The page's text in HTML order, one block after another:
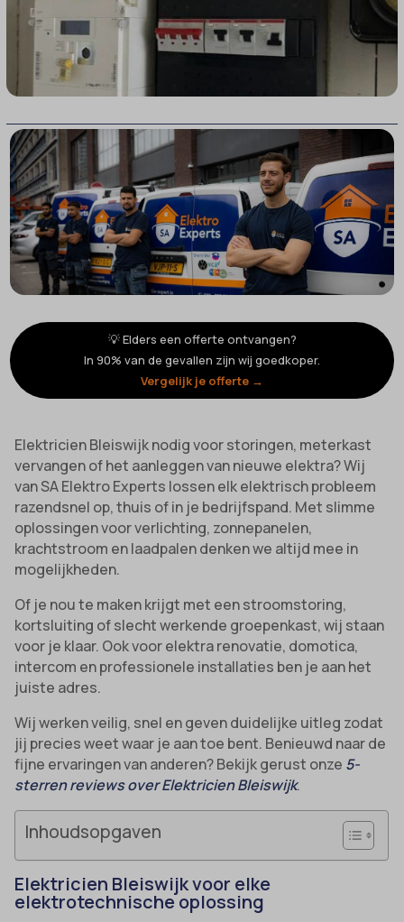
💡 Elders een offerte ontvangen?
In 90% van de gevallen zijn wij goedkoper.
Vergelijk je offerte →
Elektricien Bleiswijk nodig voor storingen, meterkast
vervangen of het aanleggen van nieuwe elektra? Wij
van SA Elektro Experts lossen elk elektrisch probleem
razendsnel op, thuis of in je bedrijfspand. Met slimme
oplossingen voor verlichting, zonnepanelen,
krachtstroom en laadpalen denken we altijd mee in
mogelijkheden.
Of je nou te maken krijgt met een stroomstoring,
kortsluiting of slecht werkende groepenkast, wij staan
voor je klaar. Ook voor elektra renovatie, domotica,
intercom en professionele installaties ben je aan het
juiste adres.
Wij werken veilig, snel en geven duidelijke uitleg zodat
jij precies weet waar je aan toe bent. Benieuwd naar de
fijne ervaringen van anderen? Bekijk gerust onze 5-
sterren reviews over Elektricien Bleiswijk.
Inhoudsopgaven
Elektricien Bleiswijk voor elke
elektrotechnische oplossing